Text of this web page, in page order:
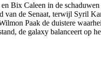
Bix Caleen in de
van de Senaat, terwijl Syril
Paak de duistere
de galaxy balanceert op